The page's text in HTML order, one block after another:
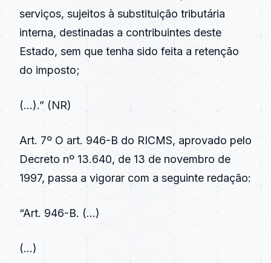
serviços, sujeitos à substituição tributária
interna, destinadas a contribuintes deste
Estado, sem que tenha sido feita a retenção
do imposto;
(…).” (NR)
Art. 7º O art. 946-B do RICMS, aprovado pelo
Decreto nº 13.640, de 13 de novembro de
1997, passa a vigorar com a seguinte redação:
“Art. 946-B. (…)
(…)